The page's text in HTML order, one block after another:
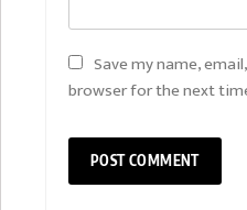
Save my name,
browser for the next